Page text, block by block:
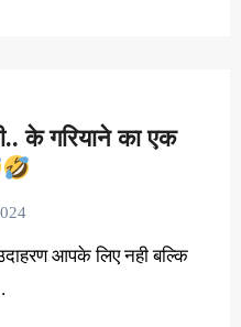
के गरियाने का एक